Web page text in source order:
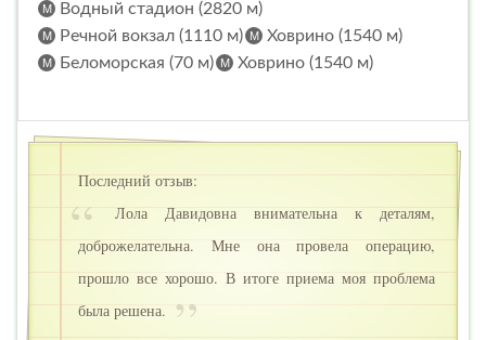
Водный стадион (2820 м)
Речной вокзал (1110 м)
Ховрино (1540 м)
Беломорская (70 м)
Ховрино (1540 м)
Последний отзыв:
Лола Давидовна внимательна к деталям,
доброжелательна. Мне она провела операцию,
прошло все хорошо. В итоге приема моя проблема
была решена.